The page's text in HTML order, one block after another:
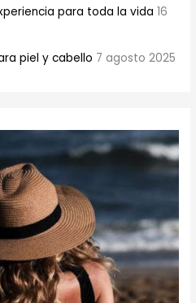
para toda la vida 16
piel y cabello 7 agosto 2025